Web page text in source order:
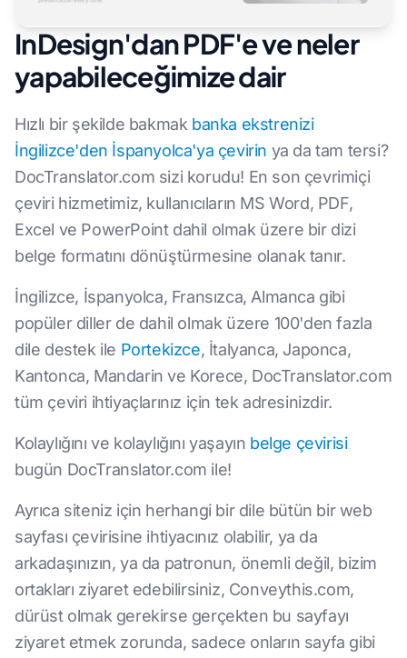
InDesign'dan PDF'e ve neler
yapabileceğimize dair
Hızlı bir şekilde bakmak banka ekstrenizi
İngilizce'den İspanyolca'ya çevirin ya da tam tersi?
DocTranslator.com sizi korudu! En son çevrimiçi
çeviri hizmetimiz, kullanıcıların MS Word, PDF,
Excel ve PowerPoint dahil olmak üzere bir dizi
belge formatını dönüştürmesine olanak tanır.
İngilizce, İspanyolca, Fransızca, Almanca gibi
popüler diller de dahil olmak üzere 100'den fazla
dile destek ile Portekizce, İtalyanca, Japonca,
Kantonca, Mandarin ve Korece, DocTranslator.com
tüm çeviri ihtiyaçlarınız için tek adresinizdir.
Kolaylığını ve kolaylığını yaşayın belge çevirisi
bugün DocTranslator.com ile!
Ayrıca siteniz için herhangi bir dile bütün bir web
sayfası çevirisine ihtiyacınız olabilir, ya da
arkadaşınızın, ya da patronun, önemli değil, bizim
ortakları ziyaret edebilirsiniz, Conveythis.com,
dürüst olmak gerekirse gerçekten bu sayfayı
ziyaret etmek zorunda, sadece onların sayfa gibi